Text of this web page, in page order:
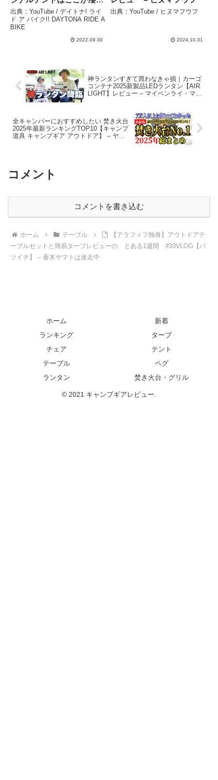
い！ アイデア満載のキャ
ンプテーブルもご紹介しま
す！ – デイトナ! ライド ア
バイク!! DAYTONA RIDE
出典：YouTube / デイトナ! ライ
ド ア バイク!! DAYTONA RIDE A
BIKE
2022.09.30
出典：YouTube / ヒヌマフウフ
2024.10.31
神ランタンすぎて買わなきゃ損｜カーゴ
コンテナ2025新製品LEDランタン【AIR
LIGHT】レビュー – マイペンライ・マイ
全キャンパーにおすすめしたい 焚き火台
2025年最新ランキングTOP10【キャンプ
道具 キャンプギア アウトドア】 – ヤミ
コメント
コメントを書き込む
ホーム テーブル
【アラフィフ独身】アウトドアテ
ーブルセットと簡易タープレビューの とある1週間 #33VLOG【バ
ツイチ】 – 蒼木ヤマトは迷走中
ホーム
新着
ランキング
タープ
チェア
テント
テーブル
ペグ
ランタン
焚き火台・グリル
© 2021 キャンプギアレビュー.